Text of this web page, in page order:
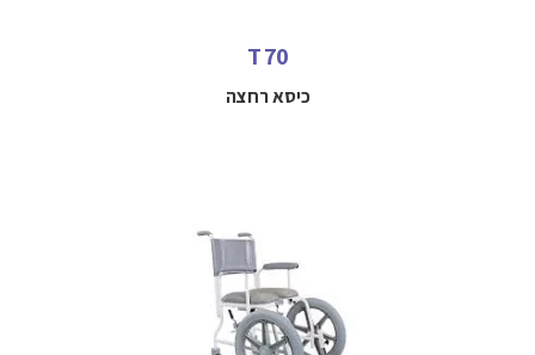
T 70
כיסא רחצה
כיסא רחצה להנעה עצמית עם גלגי הנעה קדמיים
למידע נוסף חייגו